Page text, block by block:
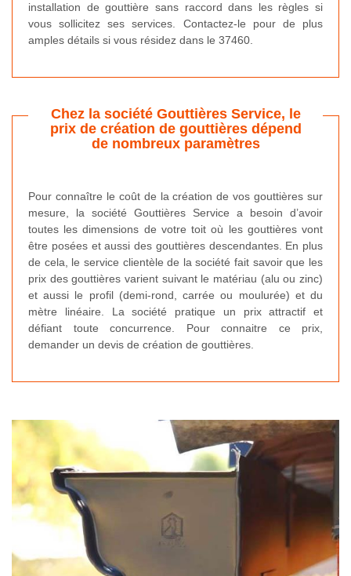
installation de gouttière sans raccord dans les règles si
vous sollicitez ses services. Contactez-le pour de plus
amples détails si vous résidez dans le 37460.
Chez la société Gouttières Service, le
prix de création de gouttières dépend
de nombreux paramètres
Pour connaître le coût de la création de vos gouttières sur
mesure, la société Gouttières Service a besoin d’avoir
toutes les dimensions de votre toit où les gouttières vont
être posées et aussi des gouttières descendantes. En plus
de cela, le service clientèle de la société fait savoir que les
prix des gouttières varient suivant le matériau (alu ou zinc)
et aussi le profil (demi-rond, carrée ou moulurée) et du
mètre linéaire. La société pratique un prix attractif et
défiant toute concurrence. Pour connaitre ce prix,
demander un devis de création de gouttières.